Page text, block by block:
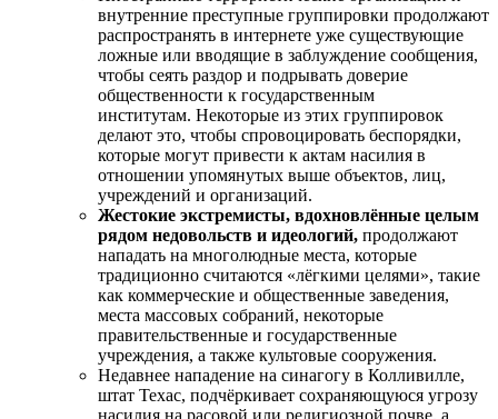
внутренние преступные группировки продолжают
распространять в интернете уже существующие
ложные или вводящие в заблуждение сообщения,
чтобы сеять раздор и подрывать доверие
общественности к государственным
институтам. Некоторые из этих группировок
делают это, чтобы спровоцировать беспорядки,
которые могут привести к актам насилия в
отношении упомянутых выше объектов, лиц,
учреждений и организаций.
Жестокие экстремисты, вдохновлённые целым
рядом недовольств и идеологий, продолжают
нападать на многолюдные места, которые
традиционно считаются «лёгкими целями», такие
как коммерческие и общественные заведения,
места массовых собраний, некоторые
правительственные и государственные
учреждения, а также культовые сооружения.
Недавнее нападение на синагогу в Колливилле,
штат Техас, подчёркивает сохраняющуюся угрозу
насилия на расовой или религиозной почве, а